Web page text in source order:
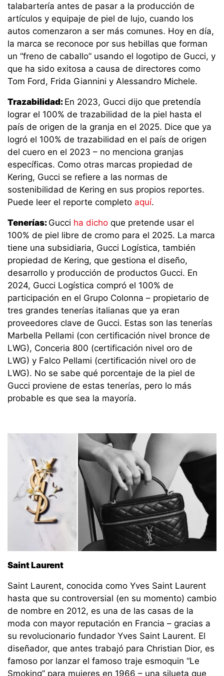
talabartería antes de pasar a la producción de
artículos y equipaje de piel de lujo, cuando los
autos comenzaron a ser más comunes. Hoy en día,
la marca se reconoce por sus hebillas que forman
un “freno de caballo” usando el logotipo de Gucci, y
que ha sido exitosa a causa de directores como
Tom Ford, Frida Giannini y Alessandro Michele.
Trazabilidad: En 2023, Gucci dijo que pretendía
lograr el 100% de trazabilidad de la piel hasta el
país de origen de la granja en el 2025. Dice que ya
logró el 100% de trazabilidad en el país de origen
del cuero en el 2023 – no menciona granjas
específicas. Como otras marcas propiedad de
Kering, Gucci se refiere a las normas de
sostenibilidad de Kering en sus propios reportes.
Puede leer el reporte completo aquí.
Tenerías: Gucci ha dicho que pretende usar el
100% de piel libre de cromo para el 2025. La marca
tiene una subsidiaria, Gucci Logística, también
propiedad de Kering, que gestiona el diseño,
desarrollo y producción de productos Gucci. En
2024, Gucci Logística compró el 100% de
participación en el Grupo Colonna – propietario de
tres grandes tenerías italianas que ya eran
proveedores clave de Gucci. Estas son las tenerías
Marbella Pellami (con certificación nivel bronce de
LWG), Conceria 800 (certificación nivel oro de
LWG) y Falco Pellami (certificación nivel oro de
LWG). No se sabe qué porcentaje de la piel de
Gucci proviene de estas tenerías, pero lo más
probable es que sea la mayoría.
Saint Laurent
Saint Laurent, conocida como Yves Saint Laurent
hasta que su controversial (en su momento) cambio
de nombre en 2012, es una de las casas de la
moda con mayor reputación en Francia – gracias a
su revolucionario fundador Yves Saint Laurent. El
diseñador, que antes trabajó para Christian Dior, es
famoso por lanzar el famoso traje esmoquin “Le
Smoking” para mujeres en 1966 – una silueta que